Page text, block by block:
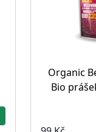
Organic
Bio